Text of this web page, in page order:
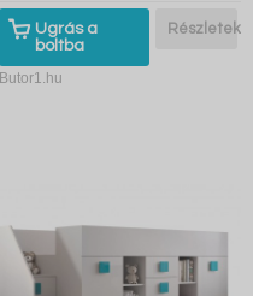
Ugrás a
boltba
Részletek
Butor1.hu